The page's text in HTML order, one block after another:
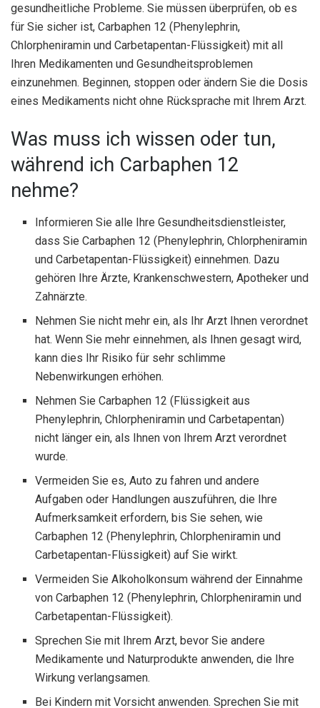
gesundheitliche Probleme. Sie müssen überprüfen, ob es
für Sie sicher ist, Carbaphen 12 (Phenylephrin,
Chlorpheniramin und Carbetapentan-Flüssigkeit) mit all
Ihren Medikamenten und Gesundheitsproblemen
einzunehmen. Beginnen, stoppen oder ändern Sie die Dosis
eines Medikaments nicht ohne Rücksprache mit Ihrem Arzt.
Was muss ich wissen oder tun,
während ich Carbaphen 12
nehme?
Informieren Sie alle Ihre Gesundheitsdienstleister,
dass Sie Carbaphen 12 (Phenylephrin, Chlorpheniramin
und Carbetapentan-Flüssigkeit) einnehmen. Dazu
gehören Ihre Ärzte, Krankenschwestern, Apotheker und
Zahnärzte.
Nehmen Sie nicht mehr ein, als Ihr Arzt Ihnen verordnet
hat. Wenn Sie mehr einnehmen, als Ihnen gesagt wird,
kann dies Ihr Risiko für sehr schlimme
Nebenwirkungen erhöhen.
Nehmen Sie Carbaphen 12 (Flüssigkeit aus
Phenylephrin, Chlorpheniramin und Carbetapentan)
nicht länger ein, als Ihnen von Ihrem Arzt verordnet
wurde.
Vermeiden Sie es, Auto zu fahren und andere
Aufgaben oder Handlungen auszuführen, die Ihre
Aufmerksamkeit erfordern, bis Sie sehen, wie
Carbaphen 12 (Phenylephrin, Chlorpheniramin und
Carbetapentan-Flüssigkeit) auf Sie wirkt.
Vermeiden Sie Alkoholkonsum während der Einnahme
von Carbaphen 12 (Phenylephrin, Chlorpheniramin und
Carbetapentan-Flüssigkeit).
Sprechen Sie mit Ihrem Arzt, bevor Sie andere
Medikamente und Naturprodukte anwenden, die Ihre
Wirkung verlangsamen.
Bei Kindern mit Vorsicht anwenden. Sprechen Sie mit